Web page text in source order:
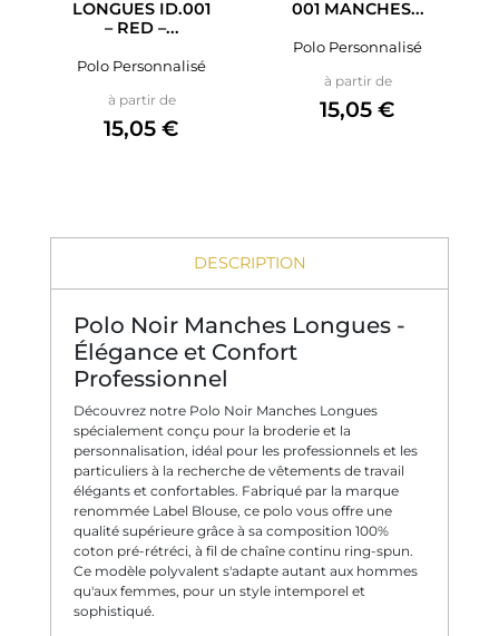
LONGUES ID.001
– RED –...
Polo Personnalisé
à partir dePrix
15,05 €
001 MANCHES...
Polo Personnalisé
à partir dePrix
15,05 €
DESCRIPTION
Polo Noir Manches Longues -
Élégance et Confort
Professionnel
Découvrez notre Polo Noir Manches Longues
spécialement conçu pour la broderie et la
personnalisation, idéal pour les professionnels et les
particuliers à la recherche de vêtements de travail
élégants et confortables. Fabriqué par la marque
renommée Label Blouse, ce polo vous offre une
qualité supérieure grâce à sa composition 100%
coton pré-rétréci, à fil de chaîne continu ring-spun.
Ce modèle polyvalent s'adapte autant aux hommes
qu'aux femmes, pour un style intemporel et
sophistiqué.